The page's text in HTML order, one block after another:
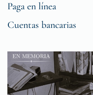
Paga en línea
Cuentas bancarias